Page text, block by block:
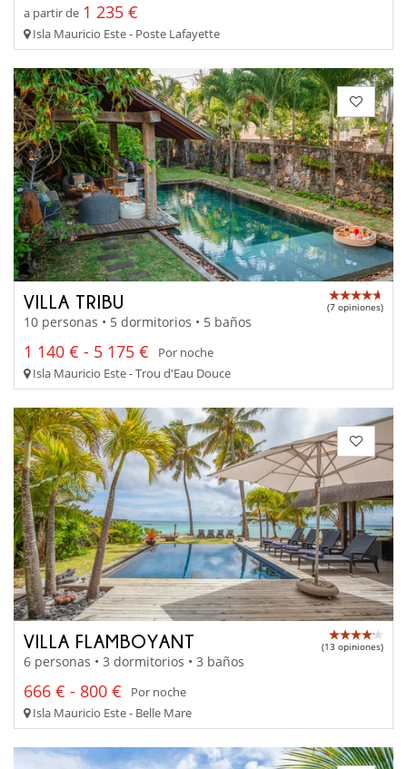
a partir de 1 235 €
Isla Mauricio Este - Poste Lafayette
VILLA TRIBU (7 opiniones)
10 personas • 5 dormitorios • 5 baños
1 140 € - 5 175 €
Por noche
Isla Mauricio Este - Trou d'Eau Douce
VILLA FLAMBOYANT (13 opiniones)
6 personas • 3 dormitorios • 3 baños
666 € - 800 €
Por noche
Isla Mauricio Este - Belle Mare